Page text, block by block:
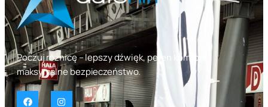
Poczuj różnicę – lepszy dźwięk, pełen komfort,
maksymalne bezpieczeństwo.